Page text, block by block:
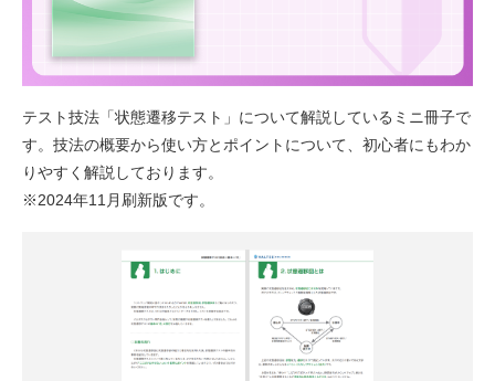
テスト技法「状態遷移テスト」について解説しているミニ冊子で
す。技法の概要から使い方とポイントについて、初心者にもわか
りやすく解説しております。
※2024年11月刷新版です。